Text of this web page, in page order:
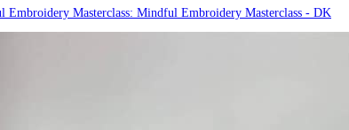
Embroidery Masterclass: Mindful Embroidery Masterclass - DK